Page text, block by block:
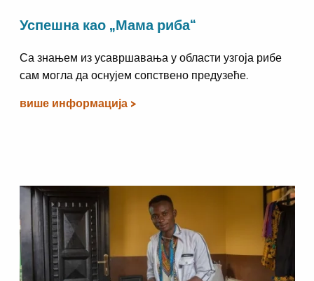
Успешна као „Мама риба“
Са знањем из усавршавања у области узгоја рибе
сам могла да оснујем сопствено предузеће.
више информација >